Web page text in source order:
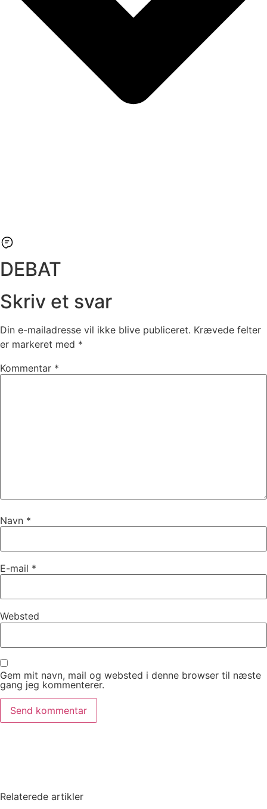
DEBAT
Skriv et svar
Din e-mailadresse vil ikke blive publiceret. Krævede felter
er markeret med *
Kommentar *
Navn *
E-mail *
Websted
Gem mit navn, mail og websted i denne browser til næste
gang jeg kommenterer.
Relaterede artikler